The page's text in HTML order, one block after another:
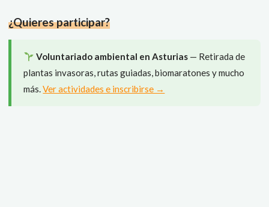
¿Quieres participar?
Voluntariado ambiental en Asturias— Retirada de
plantas invasoras, rutas guiadas, biomaratones y mucho
más.Ver actividades e inscribirse →